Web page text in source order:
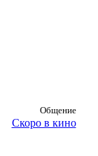
Общение
Скоро в кино